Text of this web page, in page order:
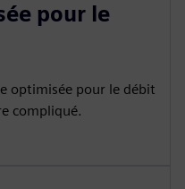
pour le
optimisée pour le débit
compliqué.